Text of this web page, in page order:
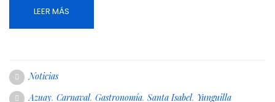
LEER MÁS
Noticias
Azuay, Carnaval, Gastronomía, Santa Isabel, Yunguilla